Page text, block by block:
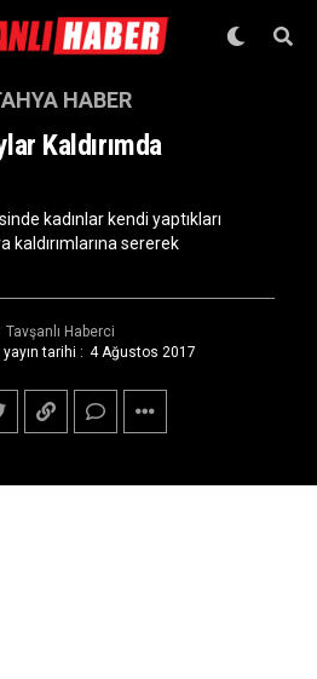
HABER
Kaldırımda
kadınlar kendi yaptıkları
kaldırımlarına sererek
Tavşanlı Haberci
tarihi : 4 Ağustos 2017